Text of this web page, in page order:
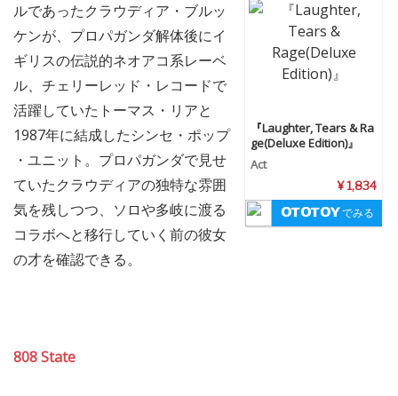
『Laughter, Tears & Ra
ge(Deluxe Edition)』
Act
¥ 1,834
でみる
ルであったクラウディア・ブルッ
ケンが、プロパガンダ解体後にイ
ギリスの伝説的ネオアコ系レーベ
ル、チェリーレッド・レコードで
活躍していたトーマス・リアと
1987年に結成したシンセ・ポップ
・ユニット。プロパガンダで見せ
ていたクラウディアの独特な雰囲
気を残しつつ、ソロや多岐に渡る
コラボへと移行していく前の彼女
の才を確認できる。
808 State